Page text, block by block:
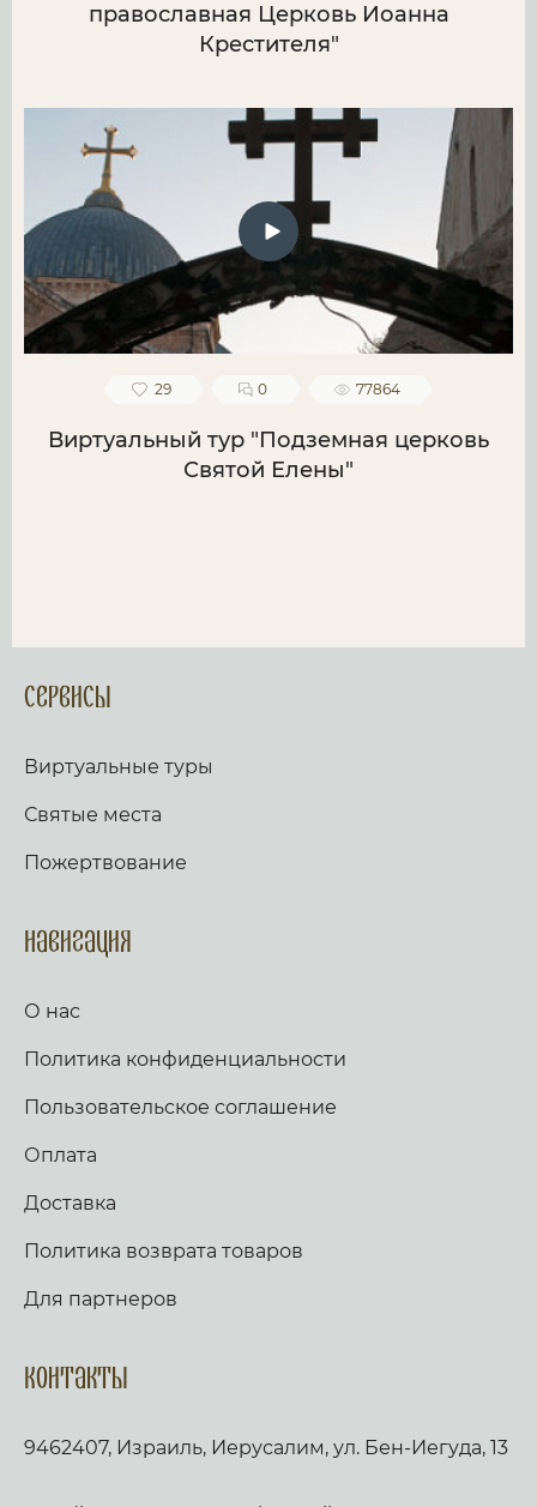
православная Церковь Иоанна
Крестителя"
29 0 77864
Виртуальный тур "Подземная церковь
Святой Елены"
Сервисы
Виртуальные туры
Святые места
Пожертвование
Навигация
О нас
Политика конфиденциальности
Пользовательское соглашение
Оплата
Доставка
Политика возврата товаров
Для партнеров
Контакты
9462407, Израиль, Иерусалим, ул. Бен-Иегуда, 13